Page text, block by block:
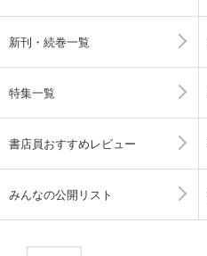
新刊・続巻一覧
特集一覧
書店員おすすめレビュー
みんなの公開リスト